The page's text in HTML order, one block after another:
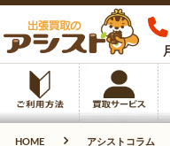
HOME アシストコラム